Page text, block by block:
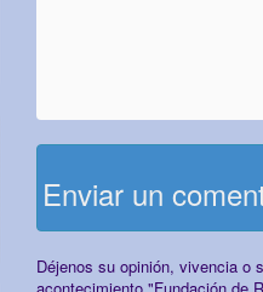
Enviar un
Déjenos su opinión, vivencia o
acontecimiento "Fundación de